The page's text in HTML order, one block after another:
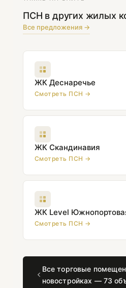
ПСН в других жилых
Все предложения →
ЖК Деснаречье
Смотреть ПСН →
ЖК Скандинавия
Смотреть ПСН →
ЖК Level
Смотреть ПСН →
Все торговые
новостройках — 73